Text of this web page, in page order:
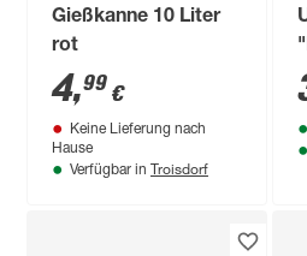
Gießkanne 10 Liter
rot
4,99 €
Keine Lieferung nach
Hause
Verfügbar in Troisdorf